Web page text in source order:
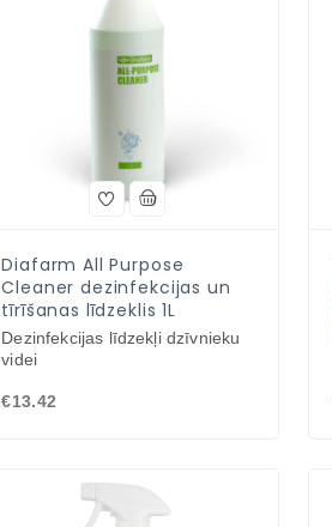
Diafarm All Purpose
Cleaner dezinfekcijas un
tīrīšanas līdzeklis 1L
Dezinfekcijas līdzekļi dzīvnieku
videi
€13.42